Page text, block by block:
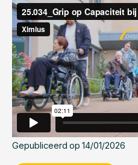
Gepubliceerd op 14/01/2026